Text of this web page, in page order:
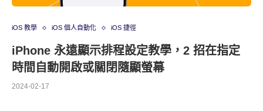
iOS 教學 iOS 個人自動化 iOS 捷徑
iPhone 永遠顯示排程設定教學，2 招在指定
時間自動開啟或關閉隨顯螢幕
2024-02-17